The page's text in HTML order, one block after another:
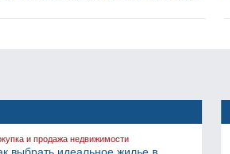
и продажа недвижимости